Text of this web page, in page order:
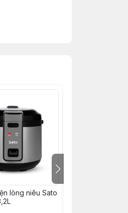
lòng niêu Sato